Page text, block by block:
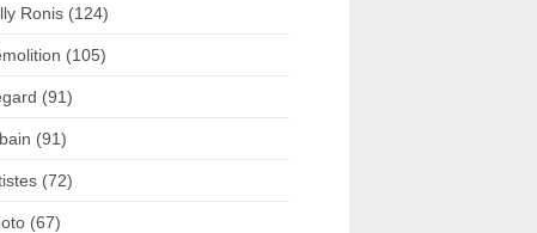
Ronis (124)
(105)
(91)
(91)
(72)
(67)